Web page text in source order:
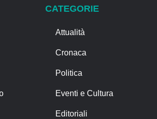
CATEGORIE
Attualità
Cronaca
Politica
Eventi e Cultura
Editoriali